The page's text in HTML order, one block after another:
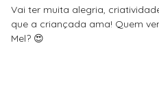
Vai ter muita alegria,
que a criançada ama! Quem
Mel? 😍